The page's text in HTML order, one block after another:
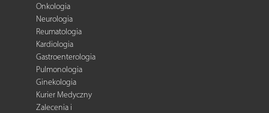
Onkologia
Neurologia
Reumatologia
Kardiologia
Gastroenterologia
Pulmonologia
Ginekologia
Kurier Medyczny
Zalecenia i